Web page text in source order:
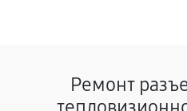
Ремонт